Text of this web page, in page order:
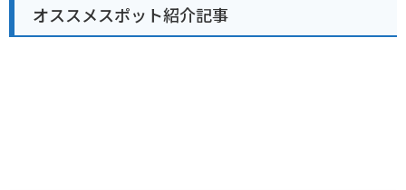
には、やまなみハイウェイやミルクロードといった、景
色が美しいワインディングロードが数多く走っており、
ツーリングを楽しむことができます。 道の駅 竹田を訪れ
オススメスポット紹介記事